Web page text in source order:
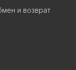
и возврат